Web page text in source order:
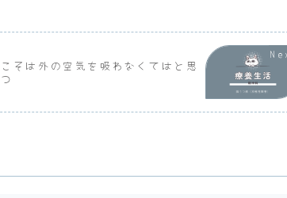
そは外の空気を吸わなくてはと思